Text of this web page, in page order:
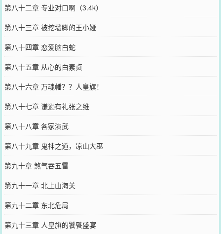
第八十二章 专业对口啊（3.4k）
第八十三章 被挖墙脚的王小娅
第八十四章 恋爱脑白蛇
第八十五章 从心的白素贞
第八十六章 万魂幡？？人皇旗！
第八十七章 谦逊有礼张之维
第八十八章 各家演武
第八十九章 鬼神之道，凉山大巫
第九十章 煞气吞五雷
第九十一章 北上山海关
第九十二章 东北危局
第九十三章 人皇旗的饕餮盛宴